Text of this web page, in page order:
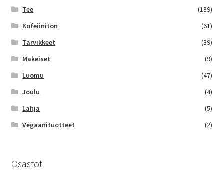
Tee
(189)
Kofeiiniton
(61)
Tarvikkeet
(39)
Makeiset
(9)
Luomu
(47)
Joulu
(4)
Lahja
(5)
Vegaanituotteet
(2)
Osastot